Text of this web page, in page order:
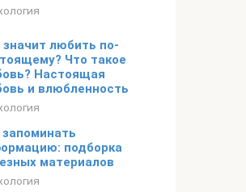
значит любить по-
Что такое
Настоящая
и влюбленность
запоминать
подборка
материалов